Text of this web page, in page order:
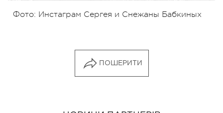
Фото: Инстаграм Сергея и Снежаны Бабкиных
ПОШЕРИТИ